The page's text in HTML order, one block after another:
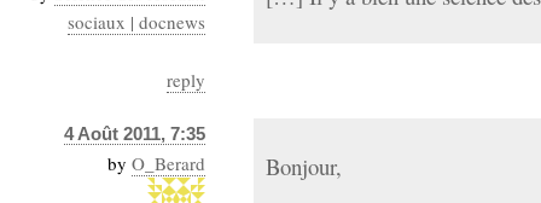
sociaux | docnews
reply
4 Août 2011, 7:35
by O_Berard
Bonjour,